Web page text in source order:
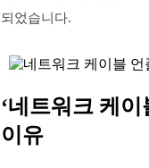
되었습니다.
‘네트워크 케
이유